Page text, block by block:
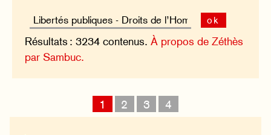
ok
Résultats : 3234 contenus.À propos de Zéthès
par Sambuc.
1 2 3 4